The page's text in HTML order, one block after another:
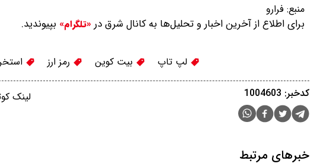
منبع: فرارو
برای اطلاع از آخرین اخبار و تحلیل‌ها به کانال شرق در «تلگرام» بپیوندید.
لپ تاپ بیت ‌کوین رمز ارز
لینک کدخبر: 1004603
خبرهای مرتبط